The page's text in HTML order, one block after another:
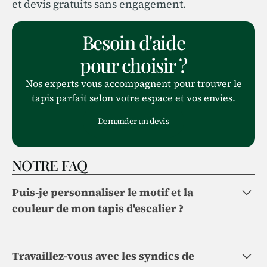
et devis gratuits sans engagement.
Besoin d'aide
pour choisir ?
Nos experts vous accompagnent pour trouver le
tapis parfait selon votre espace et vos envies.
Demander un devis
NOTRE FAQ
Puis-je personnaliser le motif et la
couleur de mon tapis d'escalier ?
choix de matières, de motifs et de coloris
Travaillez-vous avec les syndics de